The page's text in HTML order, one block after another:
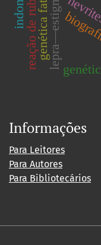
lepra—estigma
genética fator-n.
reação de rubin
Informações
Para Leitores
Para Autores
Para Bibliotecários